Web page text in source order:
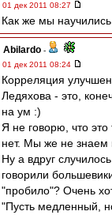
01 дек 2011 08:27
Как же мы
Abilardo -
01 дек 2011 08:24
Корреляция
Ледяхова - это,
на ум :)
Я не говорю, что это
нет. Мы же не знаем
Ну а вдруг
говорили
"пробило"? Очень
"Пусть медленный,